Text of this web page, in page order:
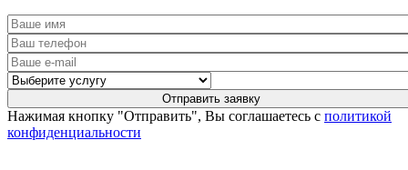
Нажимая кнопку "Отправить", Вы соглашаетесь с политикой
конфиденциальности